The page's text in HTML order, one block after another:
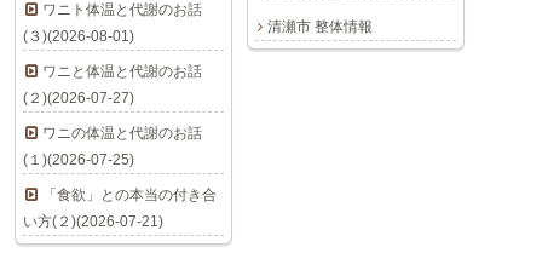
清瀬市 整体情報
ワニト体温と代謝のお話
(３)(2026-08-01)
ワニと体温と代謝のお話
(２)(2026-07-27)
ワニの体温と代謝のお話
(１)(2026-07-25)
「食欲」との本当の付き合
い方(２)(2026-07-21)